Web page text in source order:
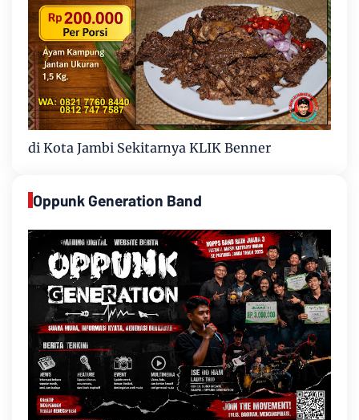
di Kota Jambi Sekitarnya KLIK Benner
Oppunk Generation Band